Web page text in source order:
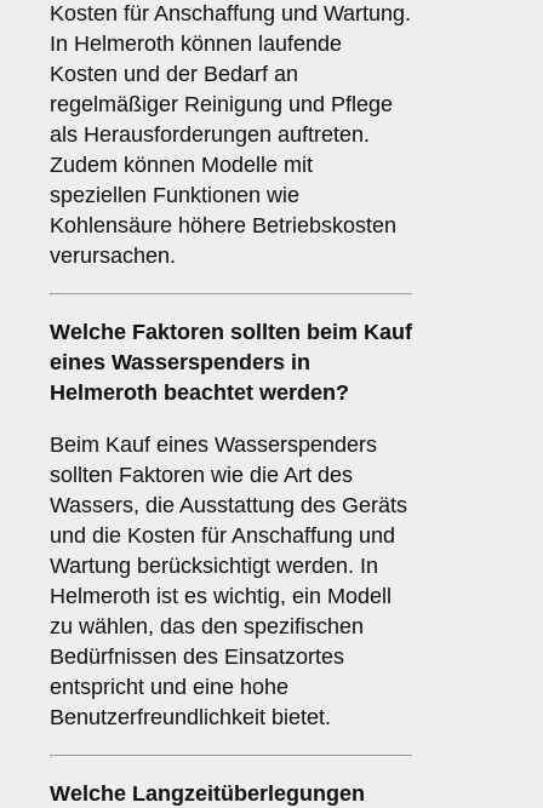
Kosten für Anschaffung und Wartung.
In Helmeroth können laufende
Kosten und der Bedarf an
regelmäßiger Reinigung und Pflege
als Herausforderungen auftreten.
Zudem können Modelle mit
speziellen Funktionen wie
Kohlensäure höhere Betriebskosten
verursachen.
Welche Faktoren sollten beim Kauf
eines Wasserspenders in
Helmeroth beachtet werden?
Beim Kauf eines Wasserspenders
sollten Faktoren wie die Art des
Wassers, die Ausstattung des Geräts
und die Kosten für Anschaffung und
Wartung berücksichtigt werden. In
Helmeroth ist es wichtig, ein Modell
zu wählen, das den spezifischen
Bedürfnissen des Einsatzortes
entspricht und eine hohe
Benutzerfreundlichkeit bietet.
Welche Langzeitüberlegungen